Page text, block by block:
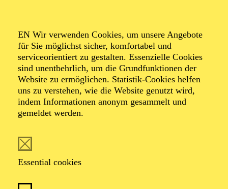
EN Wir verwenden Cookies, um unsere Angebote
für Sie möglichst sicher, komfortabel und
serviceorientiert zu gestalten. Essenzielle Cookies
sind unentbehrlich, um die Grundfunktionen der
Website zu ermöglichen. Statistik-Cookies helfen
uns zu verstehen, wie die Website genutzt wird,
indem Informationen anonym gesammelt und
gemeldet werden.
Essential cookies
Organiser: Theater-, Konzert- u. Gastspieldirektion OTTO
HOFNER GMBH
TICKETS
55,20 52,70€
EN: SCHAUSPIEL ESSEN
05.09.2026
19:30 - 21:30